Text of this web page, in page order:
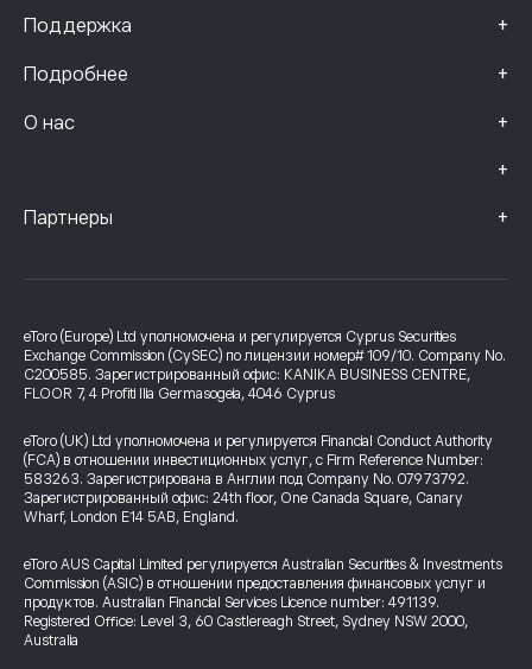
Поддержка +
Подробнее +
О нас +
+
Партнеры +
eToro (Europe) Ltd уполномочена и регулируется Cyprus Securities
Exchange Commission (CySEC) по лицензии номер# 109/10. Company No.
C200585. Зарегистрированный офис: KANIKA BUSINESS CENTRE,
FLOOR 7, 4 Profiti Ilia Germasogeia, 4046 Cyprus
eToro (UK) Ltd уполномочена и регулируется Financial Conduct Authority
(FCA) в отношении инвестиционных услуг, с Firm Reference Number:
583263. Зарегистрирована в Англии под Company No. 07973792.
Зарегистрированный офис: 24th floor, One Canada Square, Canary
Wharf, London E14 5AB, England.
eToro AUS Capital Limited регулируется Australian Securities & Investments
Commission (ASIC) в отношении предоставления финансовых услуг и
продуктов. Australian Financial Services Licence number: 491139.
Registered Office: Level 3, 60 Castlereagh Street, Sydney NSW 2000,
Australia